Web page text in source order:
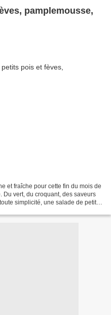
pamplemousse,
et fraîche pour cette fin du mois de
Du vert, du croquant, des saveurs
simplicité, une salade de petits